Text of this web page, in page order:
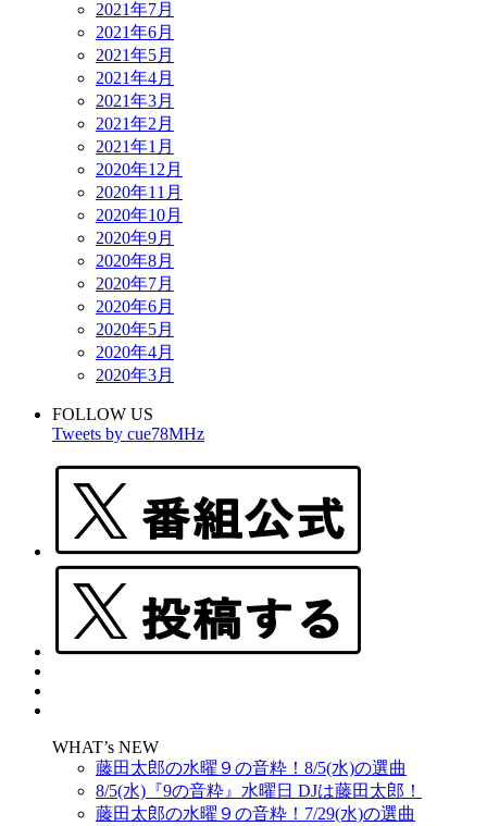
2021年7月
2021年6月
2021年5月
2021年4月
2021年3月
2021年2月
2021年1月
2020年12月
2020年11月
2020年10月
2020年9月
2020年8月
2020年7月
2020年6月
2020年5月
2020年4月
2020年3月
FOLLOW US
Tweets by cue78MHz
WHAT’s NEW
藤田太郎の水曜９の音粋！8/5(水)の選曲
8/5(水)『9の音粋』水曜日 DJは藤田太郎！
藤田太郎の水曜９の音粋！7/29(水)の選曲